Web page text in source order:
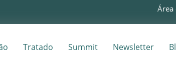
Área
Tratado Summit Newsletter